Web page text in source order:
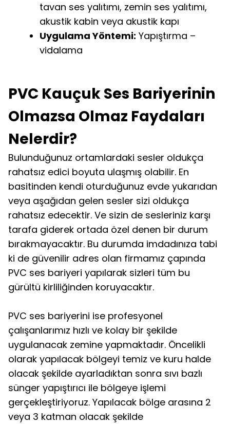
tavan ses yalıtımı, zemin ses yalıtımı,
akustik kabin veya akustik kapı
Uygulama Yöntemi: Yapıştırma –
vidalama
PVC Kauçuk Ses Bariyerinin
Olmazsa Olmaz Faydaları
Nelerdir?
Bulunduğunuz ortamlardaki sesler oldukça
rahatsız edici boyuta ulaşmış olabilir. En
basitinden kendi oturduğunuz evde yukarıdan
veya aşağıdan gelen sesler sizi oldukça
rahatsız edecektir. Ve sizin de sesleriniz karşı
tarafa giderek ortada özel denen bir durum
bırakmayacaktır. Bu durumda imdadınıza tabi
ki de güvenilir adres olan firmamız çapında
PVC ses bariyeri yapılarak sizleri tüm bu
gürültü kirliliğinden koruyacaktır.
PVC ses bariyerini ise profesyonel
çalışanlarımız hızlı ve kolay bir şekilde
uygulanacak zemine yapmaktadır. Öncelikli
olarak yapılacak bölgeyi temiz ve kuru halde
olacak şekilde ayarladıktan sonra sıvı bazlı
sünger yapıştırıcı ile bölgeye işlemi
gerçekleştiriyoruz. Yapılacak bölge arasına 2
veya 3 katman olacak şekilde